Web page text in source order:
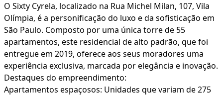
O Sixty Cyrela, localizado na Rua Michel Milan, 107, Vila
Olímpia, é a personificação do luxo e da sofisticação em
São Paulo. Composto por uma única torre de 55
apartamentos, este residencial de alto padrão, que foi
entregue em 2019, oferece aos seus moradores uma
experiência exclusiva, marcada por elegância e inovação.
Destaques do empreendimento:
Apartamentos espaçosos: Unidades que variam de 275